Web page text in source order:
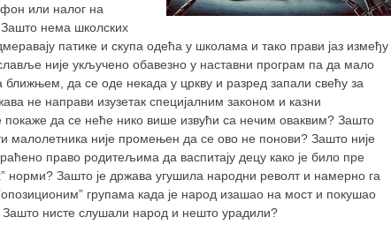
или налог на
нема школских
патике и скупа одећа у школама и тако прави јаз између
није укључено обавезно у наставни програм па да мало
да се оде некада у цркву и разред запали свећу за
не направи изузетак специјалним законом и казни
покаже да се неће нико више извући са нечим оваквим? Зашто
малолетника није промењен да се ово не понови? Зашто није
право родитељима да васпитају децу како је било пре
норми? Зашто је држава угушила народни револт и намерно га
групама када је народ изашао на мост и покушао
нисте слушали народ и нешто урадили?